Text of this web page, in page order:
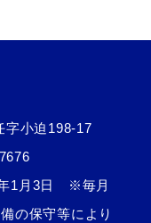
字小迫198-17
1月3日 ※毎月
の保守等により